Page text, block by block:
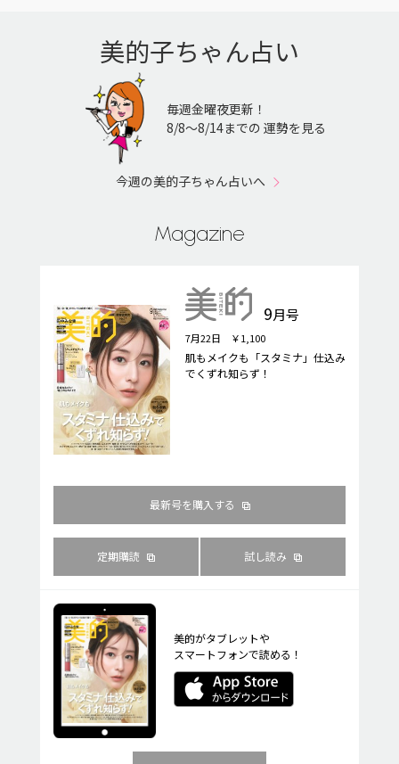
美的子ちゃん占い
毎週金曜夜更新！
8/8〜8/14までの 運勢を見る
今週の美的子ちゃん占いへ
Magazine
9月号
7月22日 ￥1,100
肌もメイクも「スタミナ」仕込み
でくずれ知らず！
最新号を購入する
定期購読 試し読み
美的がタブレットや
スマートフォンで読める！